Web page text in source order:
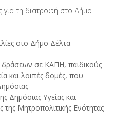
για τη διατροφή στο Δήμο
στο Δήμο Δέλτα
δράσεων σε ΚΑΠΗ, παιδικούς
και λοιπές δομές, που
Δημόσιας Υγείας και
της Μητροπολιτικής Ενότητας